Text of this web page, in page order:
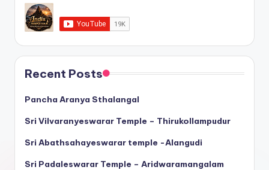
Recent Posts
Pancha Aranya Sthalangal
Sri Vilvaranyeswarar Temple – Thirukollampudur
Sri Abathsahayeswarar temple -Alangudi
Sri Padaleswarar Temple – Aridwaramangalam